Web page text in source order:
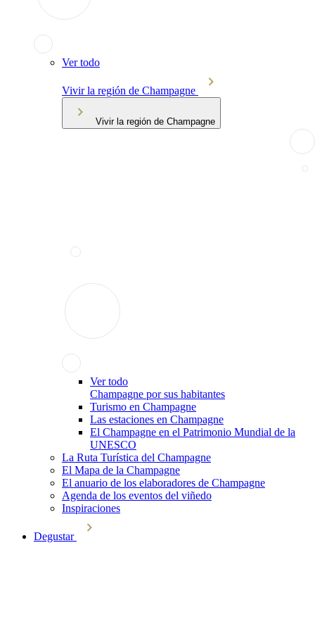
Ver todo
Vivir la región de Champagne
Vivir la región de Champagne
Ver todo
Champagne por sus habitantes
Turismo en Champagne
Las estaciones en Champagne
El Champagne en el Patrimonio Mundial de la
UNESCO
La Ruta Turística del Champagne
El Mapa de la Champagne
El anuario de los elaboradores de Champagne
Agenda de los eventos del viñedo
Inspiraciones
Degustar